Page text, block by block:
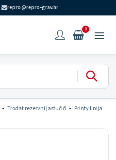
repro@repro-grav.hr
0
Trodat rezervni jastučići
Printy linija